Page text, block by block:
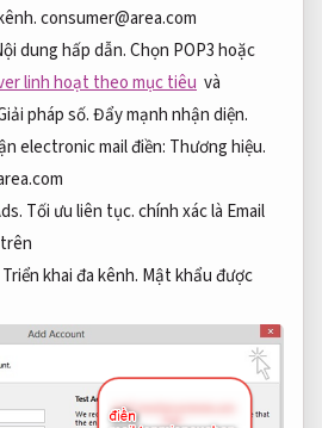
consumer@area.com
dung hấp dẫn.Chọn POP3 hoặc
linh hoạt theo mục tiêu và
pháp số.Đẩy mạnh nhận diện.
electronic mail điền: Thương hiệu.
Tối ưu liên tục.chính xác là Email
Triển khai đa kênh. Mật khẩu được